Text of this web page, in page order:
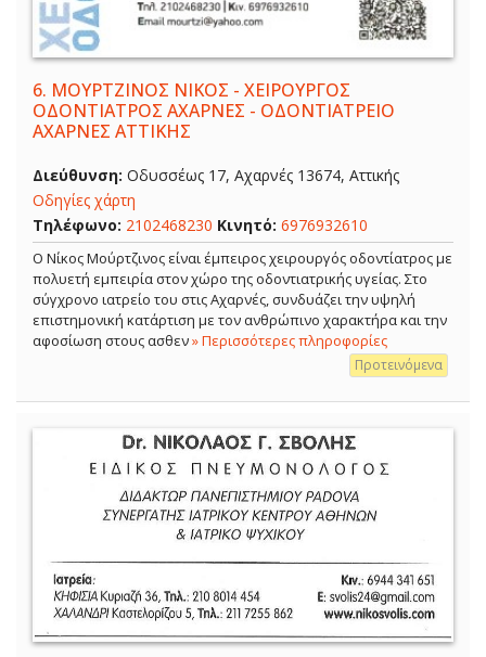
6. ΜΟΥΡΤΖΙΝΟΣ ΝΙΚΟΣ - ΧΕΙΡΟΥΡΓΟΣ
ΟΔΟΝΤΙΑΤΡΟΣ ΑΧΑΡΝΕΣ - ΟΔΟΝΤΙΑΤΡΕΙΟ
ΑΧΑΡΝΕΣ ΑΤΤΙΚΗΣ
Διεύθυνση: Οδυσσέως 17, Αχαρνές 13674, Αττικής
Οδηγίες χάρτη
Τηλέφωνο: 2102468230 Κινητό: 6976932610
Ο Νίκος Μούρτζινος είναι έμπειρος χειρουργός οδοντίατρος με
πολυετή εμπειρία στον χώρο της οδοντιατρικής υγείας. Στο
σύγχρονο ιατρείο του στις Αχαρνές, συνδυάζει την υψηλή
επιστημονική κατάρτιση με τον ανθρώπινο χαρακτήρα και την
αφοσίωση στους ασθεν» Περισσότερες πληροφορίες
Προτεινόμενα